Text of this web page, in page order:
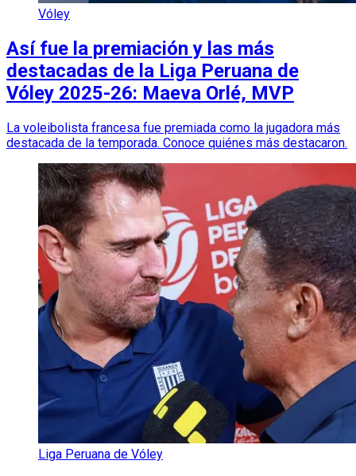
Vóley
Así fue la premiación y las más
destacadas de la Liga Peruana de
Vóley 2025-26: Maeva Orlé, MVP
La voleibolista francesa fue premiada como la jugadora más
destacada de la temporada. Conoce quiénes más destacaron.
Liga Peruana de Vóley